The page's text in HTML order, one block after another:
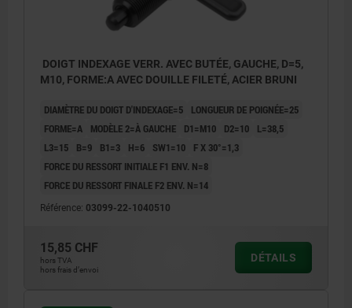
DOIGT INDEXAGE VERR. AVEC BUTÉE, GAUCHE, D=5,
M10, FORME:A AVEC DOUILLE FILETÉ, ACIER BRUNI
DIAMÈTRE DU DOIGT D'INDEXAGE=5
LONGUEUR DE POIGNÉE=25
FORME=A
MODÈLE 2=À GAUCHE D1=M10 D2=10
L=38,5
L3=15
B=9 B1=3 H=6 SW1=10
F X 30°=1,3
FORCE DU RESSORT INITIALE F1 ENV. N=8
FORCE DU RESSORT FINALE F2 ENV. N=14
Référence: 03099-22-1040510
15,85 CHF
hors TVA
hors frais d’envoi
DÉTAILS